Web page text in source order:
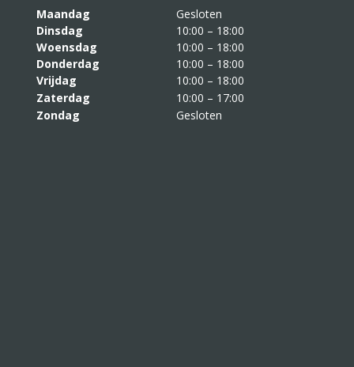
Maandag
Gesloten
Dinsdag
10:00 – 18:00
Woensdag
10:00 – 18:00
Donderdag
10:00 – 18:00
Vrijdag
10:00 – 18:00
Zaterdag
10:00 – 17:00
Zondag
Gesloten